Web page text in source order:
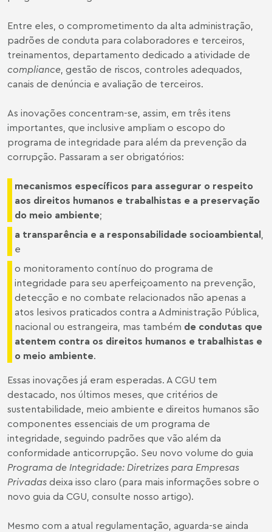
Entre eles, o comprometimento da alta administração,
padrões de conduta para colaboradores e terceiros,
treinamentos, departamento dedicado a atividade de
compliance , gestão de riscos, controles adequados,
canais de denúncia e avaliação de terceiros.
As inovações concentram-se, assim, em três itens
importantes, que inclusive ampliam o escopo do
programa de integridade para além da prevenção da
corrupção. Passaram a ser obrigatórios:
mecanismos específicos para assegurar o respeito
aos direitos humanos e trabalhistas e a preservação
do meio ambiente;
a transparência e a responsabilidade socioambiental
e
o monitoramento contínuo do programa de
integridade para seu aperfeiçoamento na prevenção,
detecção e no combate relacionados não apenas a
atos lesivos praticados contra a Administração Pública,
nacional ou estrangeira, mas também de condutas que
atentem contra os direitos humanos e trabalhistas e
o meio ambiente.
Essas inovações já eram esperadas. A CGU tem
destacado, nos últimos meses, que critérios de
sustentabilidade, meio ambiente e direitos humanos são
componentes essenciais de um programa de
integridade, seguindo padrões que vão além da
conformidade anticorrupção. Seu novo volume do guia
Programa de Integridade: Diretrizes para Empresas
Privadas deixa isso claro (para mais informações sobre o
novo guia da CGU, consulte nosso artigo).
Mesmo com a atual regulamentação, aguarda-se ainda